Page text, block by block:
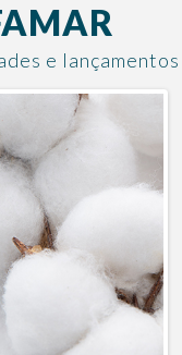
e lançamentos